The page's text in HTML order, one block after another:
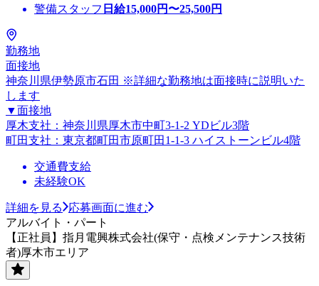
警備スタッフ 日給15,000円〜25,500円
勤務地
面接地
神奈川県伊勢原市石田 ※詳細な勤務地は面接時に説明いた
します
▼面接地
厚木支社：神奈川県厚木市中町3-1-2 YDビル3階
町田支社：東京都町田市原町田1-1-3 ハイストーンビル4階
交通費支給
未経験OK
詳細を見る
応募画面に進む
アルバイト・パート
【正社員】指月電興株式会社(保守・点検メンテナンス技術
者)厚木市エリア